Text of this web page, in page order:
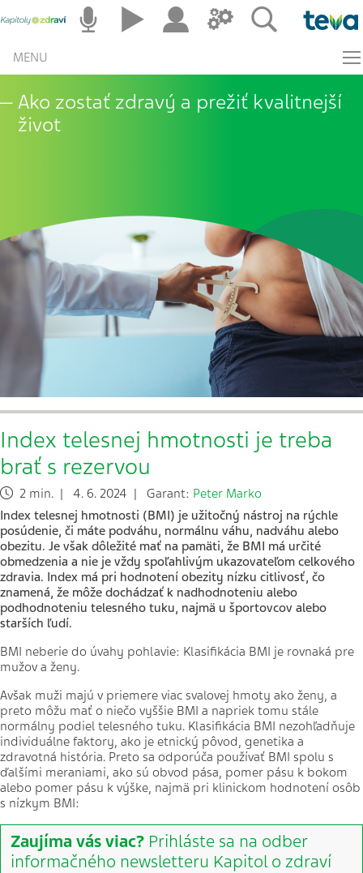
MENU
Ako zostať zdravý a prežiť kvalitnejší
život
Index telesnej hmotnosti je treba
brať s rezervou
2 min. | 4. 6. 2024 | Garant: Peter Marko
Index telesnej hmotnosti (BMI) je užitočný nástroj na rýchle
posúdenie, či máte podváhu, normálnu váhu, nadváhu alebo
obezitu. Je však dôležité mať na pamäti, že BMI má určité
obmedzenia a nie je vždy spoľahlivým ukazovateľom celkového
zdravia. Index má pri hodnotení obezity nízku citlivosť, čo
znamená, že môže dochádzať k nadhodnoteniu alebo
podhodnoteniu telesného tuku, najmä u športovcov alebo
starších ľudí.
BMI neberie do úvahy pohlavie: Klasifikácia BMI je rovnaká pre
mužov a ženy.
Avšak muži majú v priemere viac svalovej hmoty ako ženy, a
preto môžu mať o niečo vyššie BMI a napriek tomu stále
normálny podiel telesného tuku. Klasifikácia BMI nezohľadňuje
individuálne faktory, ako je etnický pôvod, genetika a
zdravotná história. Preto sa odporúča používať BMI spolu s
ďalšími meraniami, ako sú obvod pása, pomer pásu k bokom
alebo pomer pásu k výške, najmä pri klinickom hodnotení osôb
s nízkym BMI:
Zaujíma vás viac? Prihláste sa na odber
informačného newsletteru Kapitol o zdraví